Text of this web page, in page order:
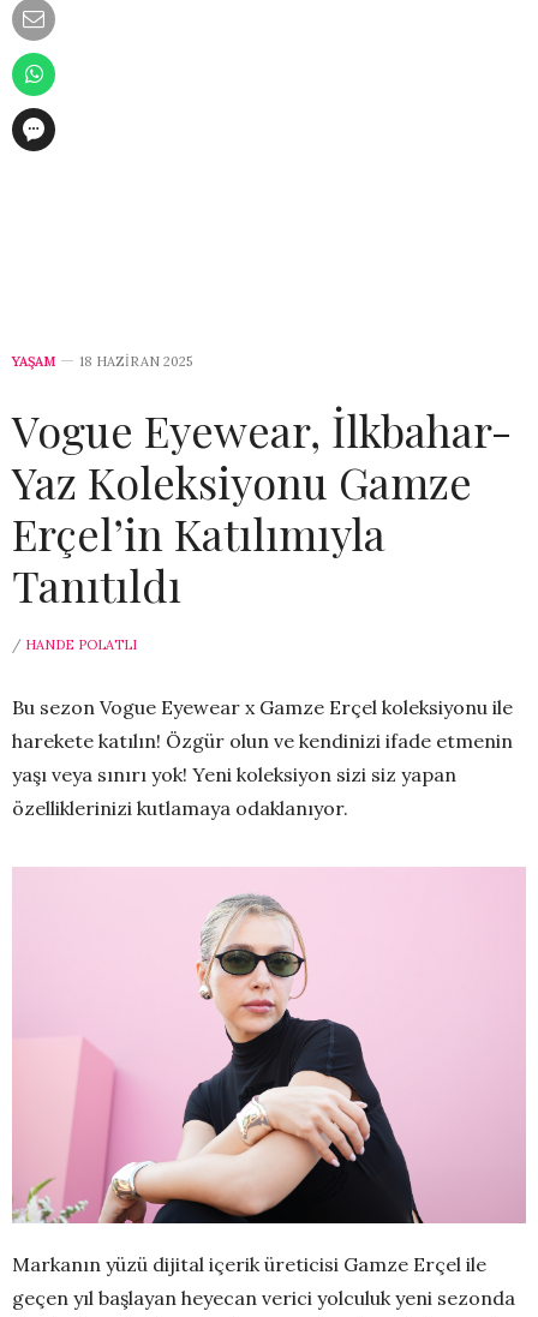
YAŞAM 18 HAZIRAN 2025
Vogue Eyewear, İlkbahar-
Yaz Koleksiyonu Gamze
Erçel’in Katılımıyla
Tanıtıldı
/ HANDE POLATLI
Bu sezon Vogue Eyewear x Gamze Erçel koleksiyonu ile
harekete katılın! Özgür olun ve kendinizi ifade etmenin
yaşı veya sınırı yok! Yeni koleksiyon sizi siz yapan
özelliklerinizi kutlamaya odaklanıyor.
Markanın yüzü dijital içerik üreticisi Gamze Erçel ile
geçen yıl başlayan heyecan verici yolculuk yeni sezonda